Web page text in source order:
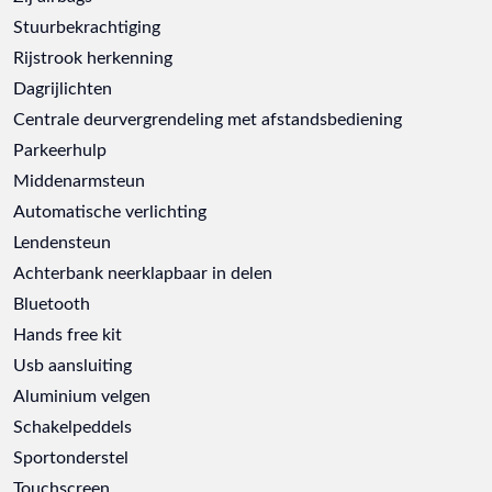
Stuurbekrachtiging
Rijstrook herkenning
Dagrijlichten
Centrale deurvergrendeling met afstandsbediening
Parkeerhulp
Middenarmsteun
Automatische verlichting
Lendensteun
Achterbank neerklapbaar in delen
Bluetooth
Hands free kit
Usb aansluiting
Aluminium velgen
Schakelpeddels
Sportonderstel
Touchscreen